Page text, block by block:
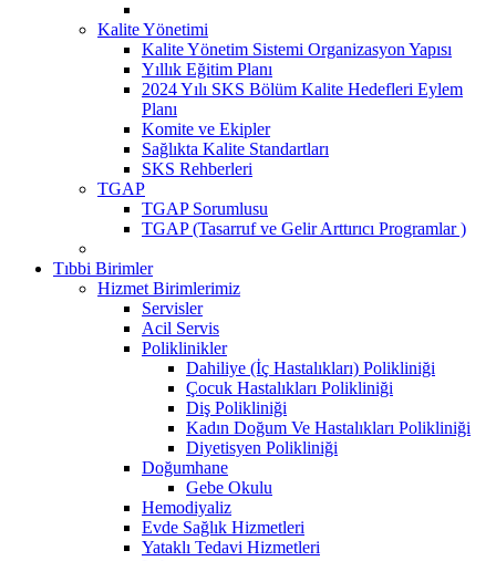
Kalite Yönetimi
Kalite Yönetim Sistemi Organizasyon Yapısı
Yıllık Eğitim Planı
2024 Yılı SKS Bölüm Kalite Hedefleri Eylem
Planı
Komite ve Ekipler
Sağlıkta Kalite Standartları
SKS Rehberleri
TGAP
TGAP Sorumlusu
TGAP (Tasarruf ve Gelir Arttırıcı Programlar )
Tıbbi Birimler
Hizmet Birimlerimiz
Servisler
Acil Servis
Poliklinikler
Dahiliye (İç Hastalıkları) Polikliniği
Çocuk Hastalıkları Polikliniği
Diş Polikliniği
Kadın Doğum Ve Hastalıkları Polikliniği
Diyetisyen Polikliniği
Doğumhane
Gebe Okulu
Hemodiyaliz
Evde Sağlık Hizmetleri
Yataklı Tedavi Hizmetleri